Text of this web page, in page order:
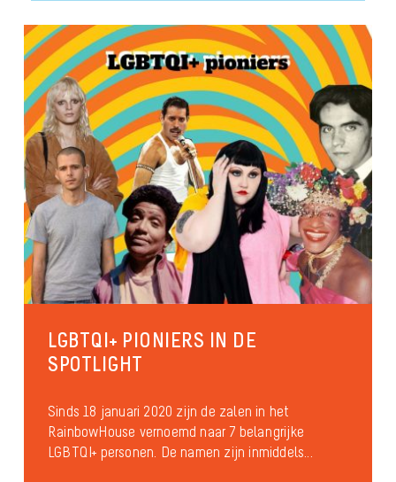
LGBTQI+ PIONIERS IN DE
SPOTLIGHT
Sinds 18 januari 2020 zijn de zalen in het
RainbowHouse vernoemd naar 7 belangrijke
LGBTQI+ personen. De namen zijn inmiddels...